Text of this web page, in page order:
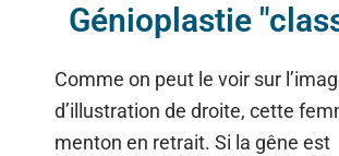
Génioplastie
Comme on peut le voir sur
d’illustration de droite, cette
menton en retrait. Si la gêne est